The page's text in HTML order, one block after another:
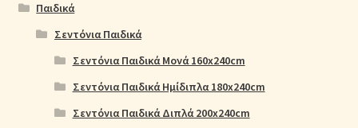
Παιδικά
Σεντόνια Παιδικά
Σεντόνια Παιδικά Μονά 160x240cm
Σεντόνια Παιδικά Ημίδιπλα 180x240cm
Σεντόνια Παιδικά Διπλά 200x240cm